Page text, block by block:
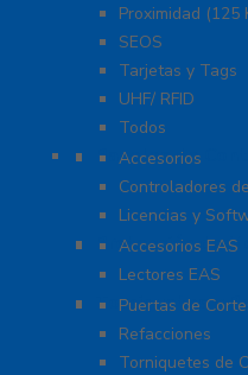
Proximidad (125
SEOS
Tarjetas y Tags
UHF/ RFID
Todos
Paneles de
Accesorios
Controladores
Licencias y
Protección de
Accesorios EAS
Lectores EAS
Torniquetes y
Puertas de
Refacciones
Torniquetes de